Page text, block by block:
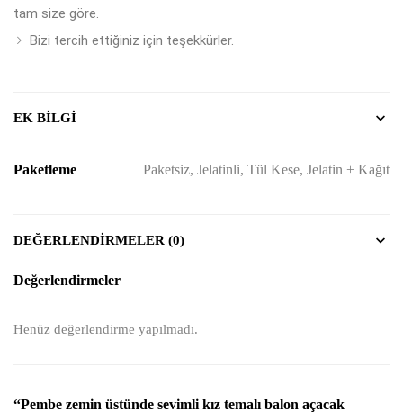
tam size göre.
Bizi tercih ettiğiniz için teşekkürler.
EK BILGI
Paketleme Paketsiz, Jelatinli, Tül Kese, Jelatin + Kağıt
DEĞERLENDIRMELER (0)
Değerlendirmeler
Henüz değerlendirme yapılmadı.
“Pembe zemin üstünde sevimli kız temalı balon açacak